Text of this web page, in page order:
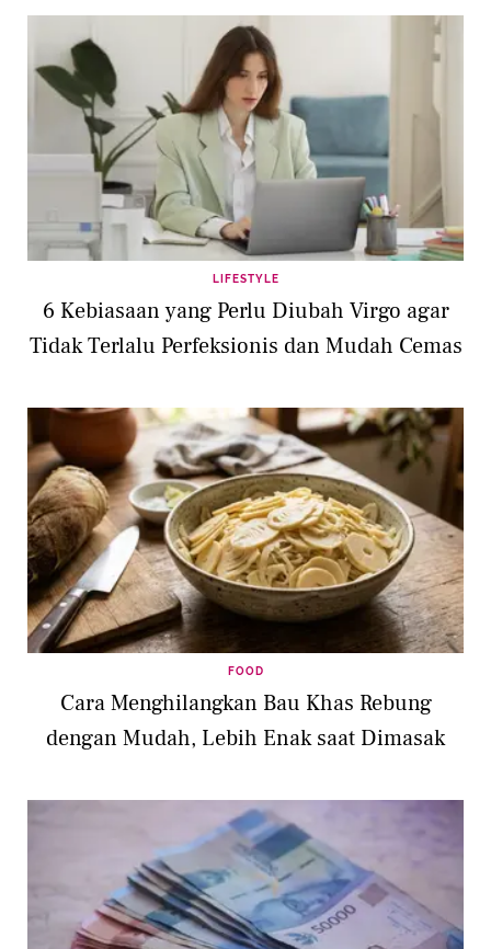
LIFESTYLE
6 Kebiasaan yang Perlu Diubah Virgo agar
Tidak Terlalu Perfeksionis dan Mudah Cemas
FOOD
Cara Menghilangkan Bau Khas Rebung
dengan Mudah, Lebih Enak saat Dimasak